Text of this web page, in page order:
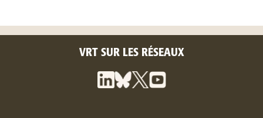
VRT SUR LES RÉSEAUX